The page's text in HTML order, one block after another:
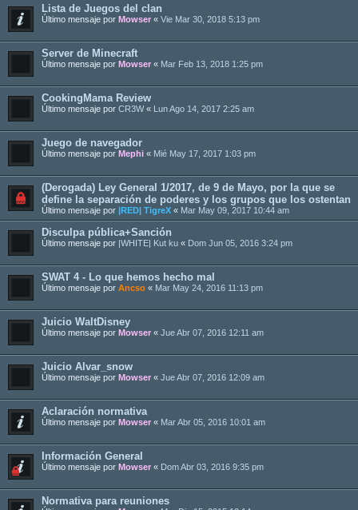
Lista de Juegos del clan
Último mensaje por Mowser « Vie Mar 30, 2018 5:13 pm
Server de Minecraft
Último mensaje por Mowser « Mar Feb 13, 2018 1:25 pm
CookingMama Review
Último mensaje por CR3W« Lun Ago 14, 2017 2:25 am
Juego de navegador
Último mensaje por Mephi « Mié May 17, 2017 1:03 pm
(Derogada) Ley General 1/2017, de 9 de Mayo, por la que se
define la separación de poderes y los grupos que los ostentan
Último mensaje por |RED| TigreX « Mar May 09, 2017 10:44 am
Disculpa pública+Sanción
Último mensaje por |WHITE| Kut ku « Dom Jun 05, 2016 3:24 pm
SWAT 4 - Lo que hemos hecho mal
Último mensaje por Ancso « Mar May 24, 2016 11:13 pm
Juicio WaltDisney
Último mensaje por Mowser « Jue Abr 07, 2016 12:11 am
Juicio Alvar_snow
Último mensaje por Mowser « Jue Abr 07, 2016 12:09 am
Aclaración normativa
Último mensaje por Mowser « Mar Abr 05, 2016 10:01 am
Información General
Último mensaje por Mowser « Dom Abr 03, 2016 9:35 pm
Normativa para reuniones